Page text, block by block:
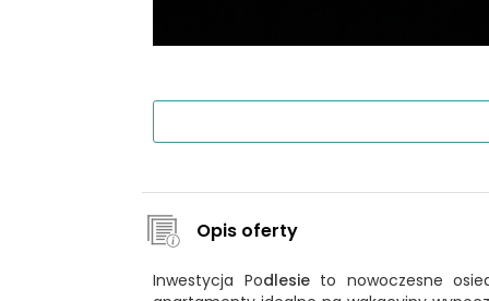
Opis oferty
Inwestycja Podlesieto nowoczesne